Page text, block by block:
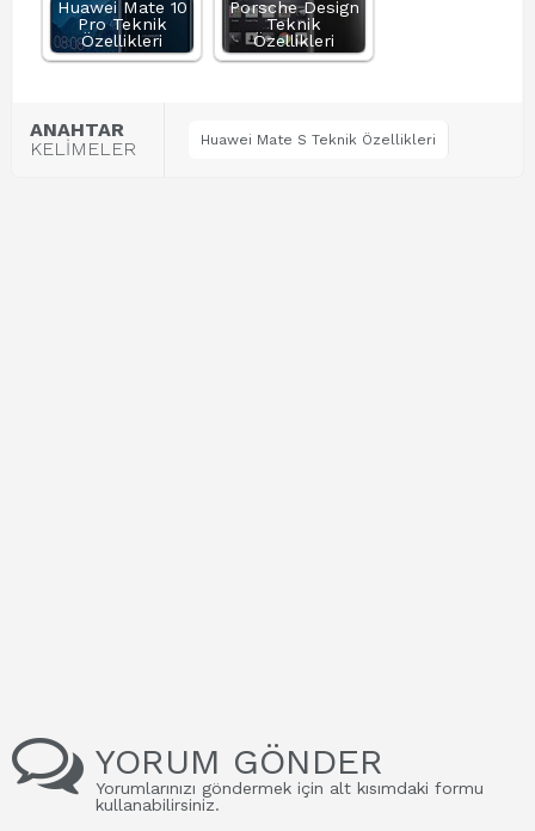
Huawei Mate 10
Pro Teknik
Özellikleri
Porsche Design
Teknik
Özellikleri
ANAHTAR
KELİMELER
Huawei Mate S Teknik Özellikleri
YORUM GÖNDER
Yorumlarınızı göndermek için alt kısımdaki formu
kullanabilirsiniz.